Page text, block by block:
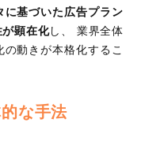
基づいた広告プラン
顕在化し、 業界全体
動きが本格化するこ
な手法